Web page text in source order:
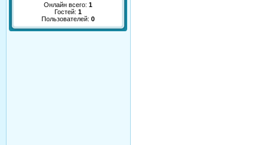
Онлайн всего: 1
Гостей: 1
Пользователей: 0